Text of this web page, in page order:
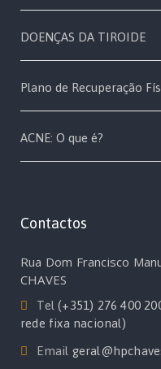
DOENÇAS DA TIROIDE
Plano de Recuperação
ACNE: O que é?
Contactos
Rua Dom Francisco
CHAVES
Tel(+351) 276 400
rede fixa nacional)
Email